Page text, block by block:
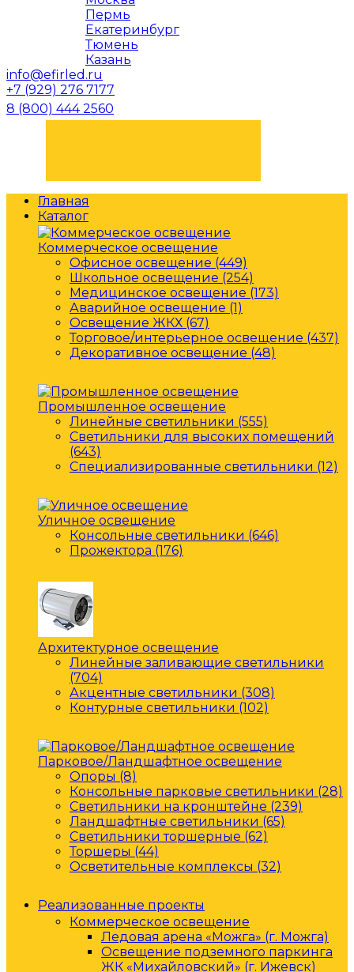
Пермь
Екатеринбург
Тюмень
Казань
info@efirled.ru
+7 (929) 276 7177
8 (800) 444 2560
Главная
Каталог
Коммерческое освещение
Офисное освещение (449)
Школьное освещение (254)
Медицинское освещение (173)
Аварийное освещение (1)
Освещение ЖКХ (67)
Торговое/интерьерное освещение (437)
Декоративное освещение (48)
Промышленное освещение
Линейные светильники (555)
Светильники для высоких помещений
(643)
Специализированные светильники (12)
Уличное освещение
Консольные светильники (646)
Прожектора (176)
Архитектурное освещение
Линейные заливающие светильники
(704)
Акцентные светильники (308)
Контурные светильники (102)
Парковое/Ландшафтное освещение
Опоры (8)
Консольные парковые светильники (28)
Светильники на кронштейне (239)
Ландшафтные светильники (65)
Светильники торшерные (62)
Торшеры (44)
Осветительные комплексы (32)
Реализованные проекты
Коммерческое освещение
Ледовая арена «Можга» (г. Можга)
Освещение подземного паркинга
ЖК «Михайловский» (г. Ижевск)